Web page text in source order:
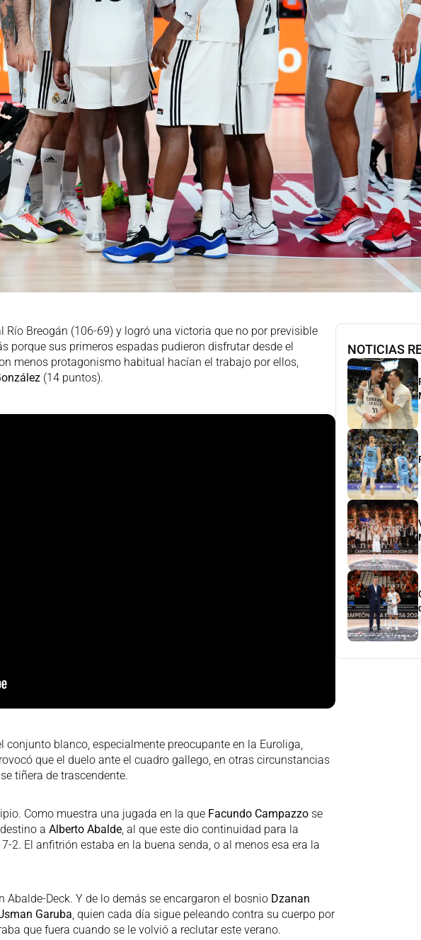
Breogán (106-69) y logró una victoria que no por previsible
porque sus primeros espadas pudieron disfrutar desde el
menos protagonismo habitual hacían el trabajo por ellos,
(14 puntos).
conjunto blanco, especialmente preocupante en la Euroliga,
que el duelo ante el cuadro gallego, en otras circunstancias
tiñera de trascendente.
Como muestra una jugada en la que Facundo Campazzo se
a Alberto Abalde, al que este dio continuidad para la
7-2. El anfitrión estaba en la buena senda, o al menos esa era la
Abalde-Deck. Y de lo demás se encargaron el bosnio Dzanan
Garuba, quien cada día sigue peleando contra su cuerpo por
que fuera cuando se le volvió a reclutar este verano.
NOTICIAS